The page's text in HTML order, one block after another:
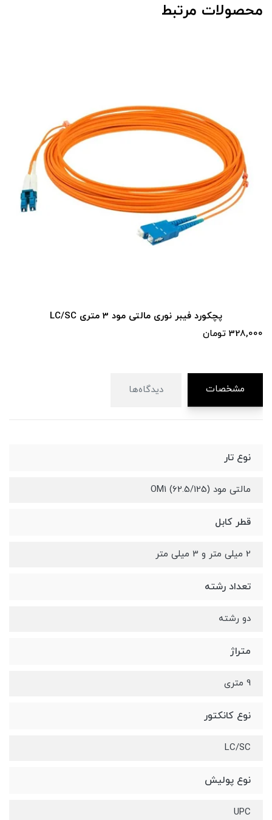
محصولات مرتبط
پچکورد فیبر نوری مالتی مود 1 متری LC/SC
275,000 تومان
مشخصات دیدگاه‌ها
نوع تار
مالتی مود (OM1 (62.5/125
قطر کابل
2 میلی متر و 3 میلی متر
تعداد رشته
دو رشته
متراژ
9 متری
نوع کانکتور
LC/SC
نوع پولیش
UPC